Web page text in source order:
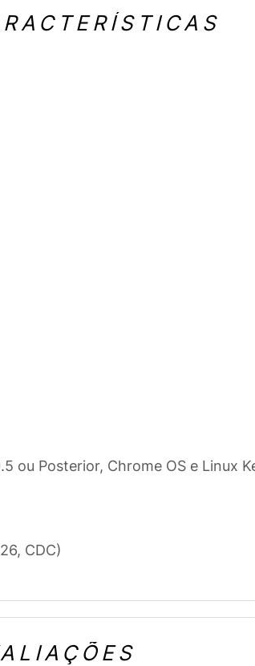
ou Posterior, Chrome OS e Linux
CDC)